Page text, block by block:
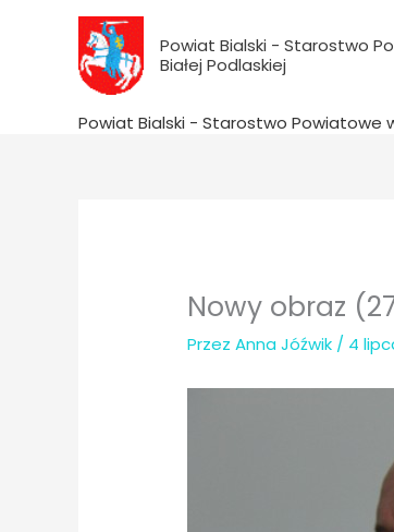
Powiat Bialski - Starostwo
Białej Podlaskiej
Powiat Bialski - Starostwo Powiatowe
Nowy obraz
PrzezAnna Jóźwik / 4